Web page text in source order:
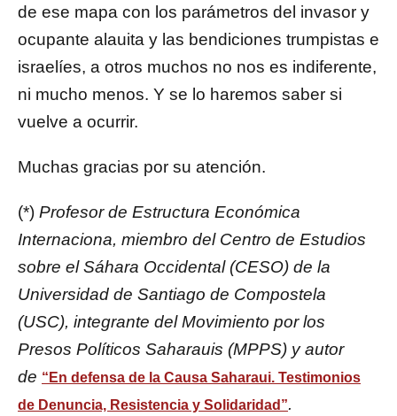
de ese mapa con los parámetros del invasor y
ocupante alauita y las bendiciones trumpistas e
israelíes, a otros muchos no nos es indiferente,
ni mucho menos. Y se lo haremos saber si
vuelve a ocurrir.
Muchas gracias por su atención.
(*) Profesor de Estructura Económica
Internaciona, miembro del Centro de Estudios
sobre el Sáhara Occidental (CESO) de la
Universidad de Santiago de Compostela
(USC), integrante del Movimiento por los
Presos Políticos Saharauis (MPPS) y autor
de “En defensa de la Causa Saharaui. Testimonios
de Denuncia, Resistencia y Solidaridad”.